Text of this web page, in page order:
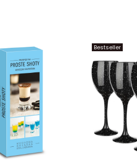
Bestseller